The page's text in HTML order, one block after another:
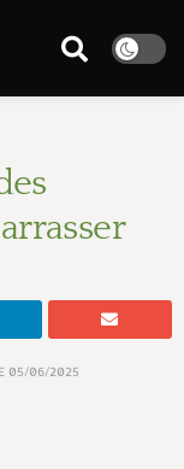
05/06/2025